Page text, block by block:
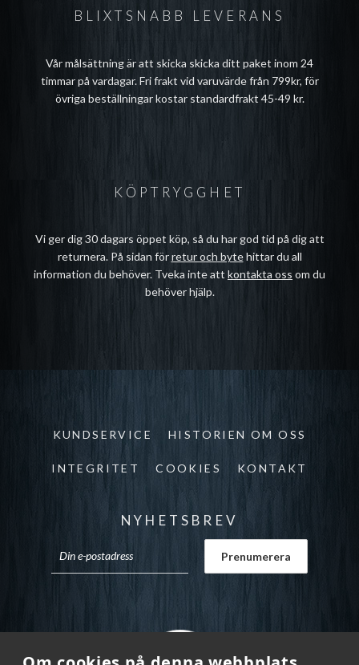
BLIXTSNABB LEVERANS
Vår målsättning är att skicka skicka ditt paket inom 24
timmar på vardagar. Fri frakt vid varuvärde från 799kr, för
övriga beställningar kostar standardfrakt 45-49 kr.
KÖPTRYGGHET
Vi ger dig 30 dagars öppet köp, så du har god tid på dig att
returnera. På sidan förretur och bytehittar du all
information du behöver. Tveka inte att kontakta oss om du
behöver hjälp.
KUNDSERVICE HISTORIEN OM OSS
INTEGRITET COOKIES KONTAKT
NYHETSBREV